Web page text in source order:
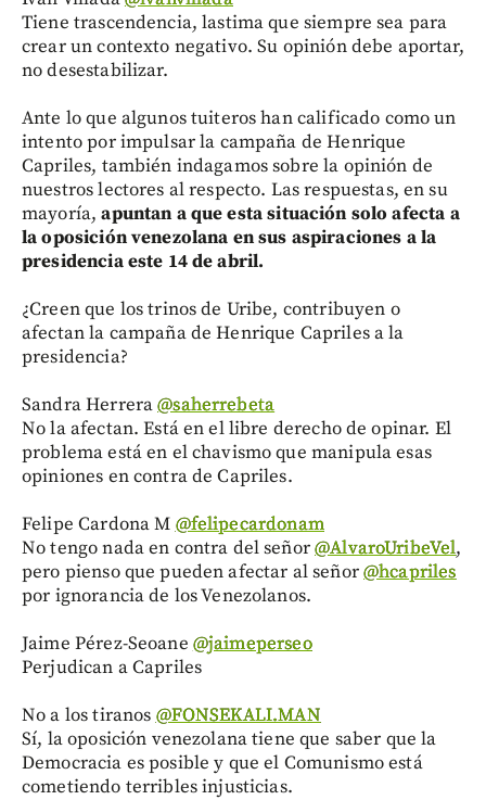
Tiene trascendencia, lastima que siempre sea para
crear un contexto negativo. Su opinión debe aportar,
no desestabilizar.
Ante lo que algunos tuiteros han calificado como un
intento por impulsar la campaña de Henrique
Capriles, también indagamos sobre la opinión de
nuestros lectores al respecto. Las respuestas, en su
mayoría,apuntan a que esta situación solo afecta a
la oposición venezolana en sus aspiraciones a la
presidencia este 14 de abril.
¿Creen que los trinos de Uribe, contribuyen o
afectan la campaña de Henrique Capriles a la
presidencia?
Sandra Herrera‏@saherrebeta
No la afectan. Está en el libre derecho de opinar. El
problema está en el chavismo que manipula esas
opiniones en contra de Capriles.
Felipe Cardona M ‏@felipecardonam
No tengo nada en contra del señor@AlvaroUribeVel,
pero pienso que pueden afectar al señor@hcapriles
por ignorancia de los Venezolanos.
Jaime Pérez-Seoane ‏@jaimeperseo
Perjudican a Capriles
No a los tiranos ‏@FONSEKALI.MAN
Sí, la oposición venezolana tiene que saber que la
Democracia es posible y que el Comunismo está
cometiendo terribles injusticias.